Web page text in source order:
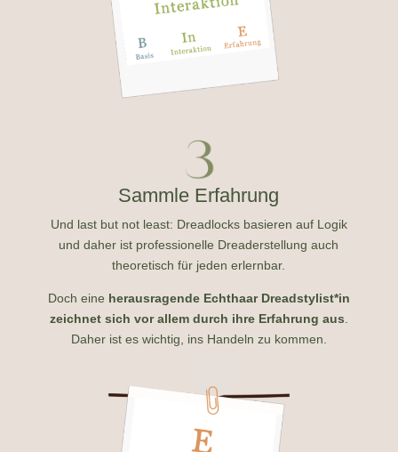
Sammle Erfahrung
Und last but not least: Dreadlocks basieren auf Logik
unddaher ist professionelle Dreaderstellung auch
theoretisch für jeden erlernbar.
Doch eine herausragende Echthaar Dreadstylist*in
zeichnet sich vor allem durch ihre Erfahrung aus.
Daher ist es wichtig, ins Handeln zu kommen.